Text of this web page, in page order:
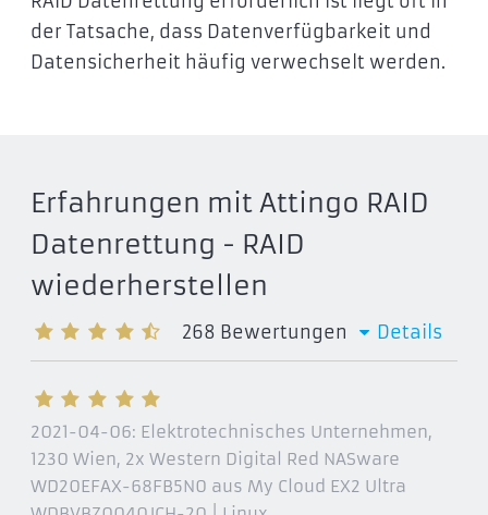
der Tatsache, dass Datenverfügbarkeit und
Datensicherheit häufig verwechselt werden.
Erfahrungen mit Attingo RAID
Datenrettung - RAID
wiederherstellen
268 Bewertungen Details
2021-04-06: Elektrotechnisches Unternehmen,
1230 Wien, 2x Western Digital Red NASware
WD20EFAX-68FB5N0 aus My Cloud EX2 Ultra